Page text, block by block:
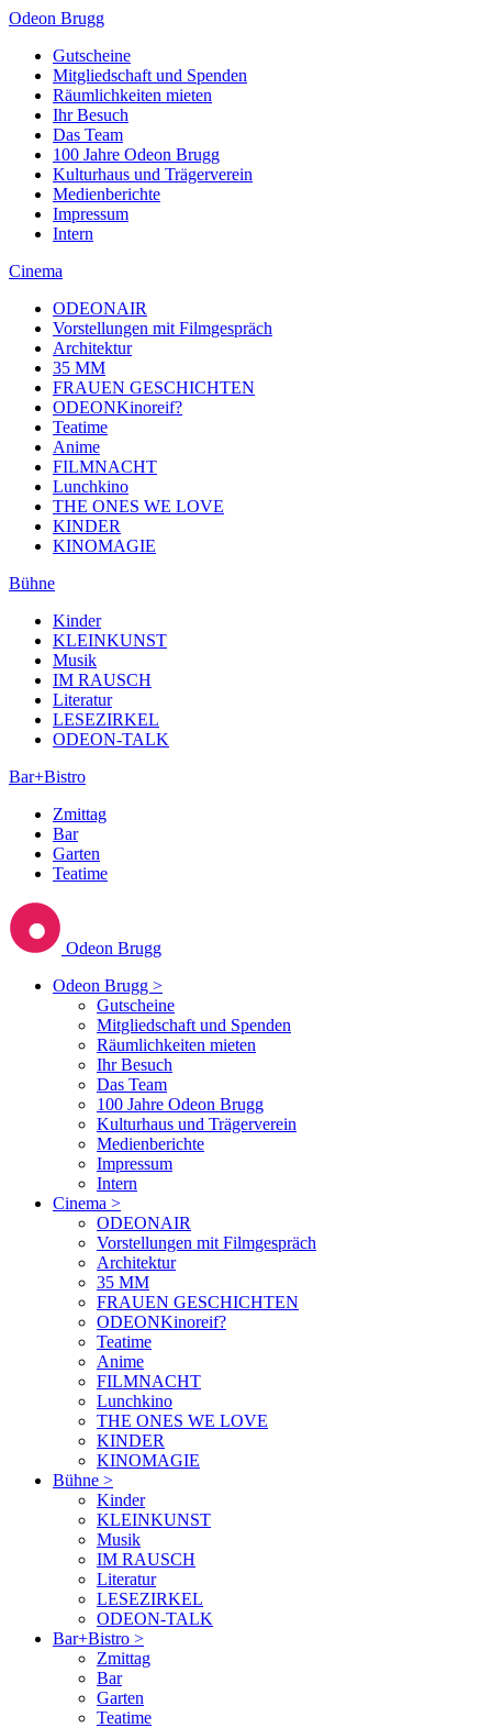
Odeon Brugg
Gutscheine
Mitgliedschaft und Spenden
Räumlichkeiten mieten
Ihr Besuch
Das Team
100 Jahre Odeon Brugg
Kulturhaus und Trägerverein
Medienberichte
Impressum
Intern
Cinema
ODEONAIR
Vorstellungen mit Filmgespräch
Architektur
35 MM
FRAUEN GESCHICHTEN
ODEONKinoreif?
Teatime
Anime
FILMNACHT
Lunchkino
THE ONES WE LOVE
KINDER
KINOMAGIE
Bühne
Kinder
KLEINKUNST
Musik
IM RAUSCH
Literatur
LESEZIRKEL
ODEON-TALK
Bar+Bistro
Zmittag
Bar
Garten
Teatime
Odeon Brugg
Odeon Brugg >
Gutscheine
Mitgliedschaft und Spenden
Räumlichkeiten mieten
Ihr Besuch
Das Team
100 Jahre Odeon Brugg
Kulturhaus und Trägerverein
Medienberichte
Impressum
Intern
Cinema >
ODEONAIR
Vorstellungen mit Filmgespräch
Architektur
35 MM
FRAUEN GESCHICHTEN
ODEONKinoreif?
Teatime
Anime
FILMNACHT
Lunchkino
THE ONES WE LOVE
KINDER
KINOMAGIE
Bühne >
Kinder
KLEINKUNST
Musik
IM RAUSCH
Literatur
LESEZIRKEL
ODEON-TALK
Bar+Bistro >
Zmittag
Bar
Garten
Teatime